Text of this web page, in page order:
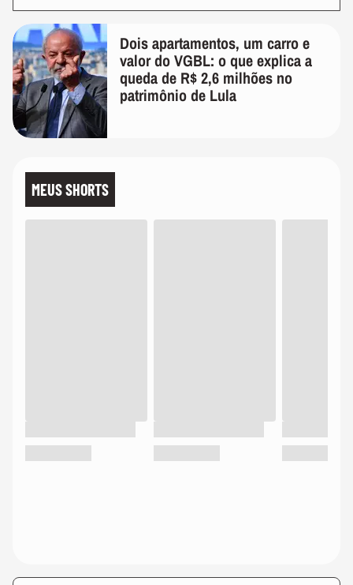
Dois apartamentos, um carro e
valor do VGBL: o que explica a
queda de R$ 2,6 milhões no
patrimônio de Lula
MEUS SHORTS